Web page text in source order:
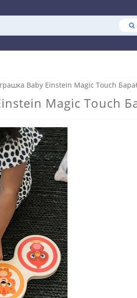
Baby Einstein Magic Touch
Magic Touch